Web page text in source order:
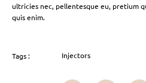
ultricies nec, pellentesque eu, pretium
quis enim.
Tags : Injectors